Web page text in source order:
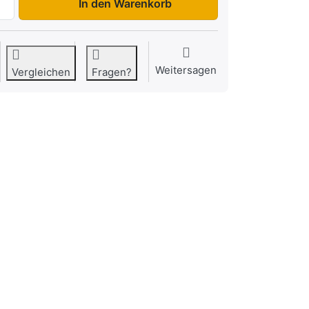
In den Warenkorb
Vergleichen Fragen? Weitersagen